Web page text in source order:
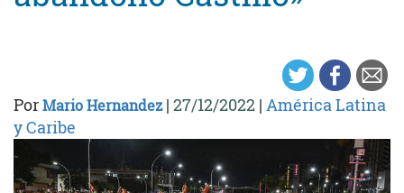
PorMario Hernandez| 27/12/2022 | América Latina
y Caribe